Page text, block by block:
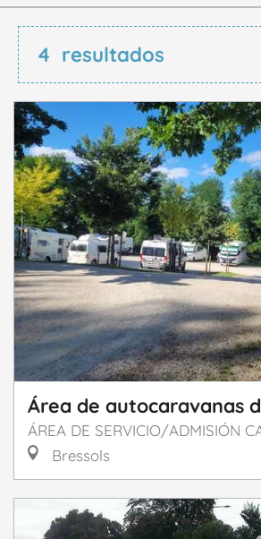
4 resultados
Área de autocaravanas
ÁREA DE SERVICIO/ADMISIÓN
Bressols